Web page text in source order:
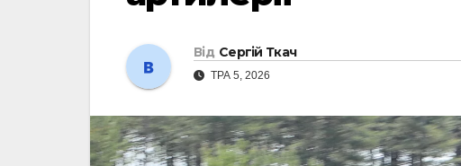
Від Сергій Ткач
ТРА 5, 2026